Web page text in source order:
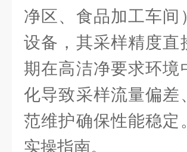
净区、食品加工车
设备，其采样精度直
期在高洁净要求环境
化导致采样流量偏差
范维护确保性能稳定
实操指南。